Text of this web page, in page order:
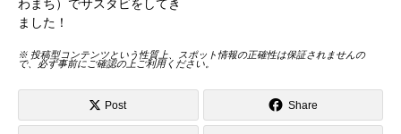
わまち）でサスタビをしてき
ました！
※ 投稿型コンテンツという性質上、スポット情報の正確性は保証されませんの
で、必ず事前にご確認の上ご利用ください。
Post Share